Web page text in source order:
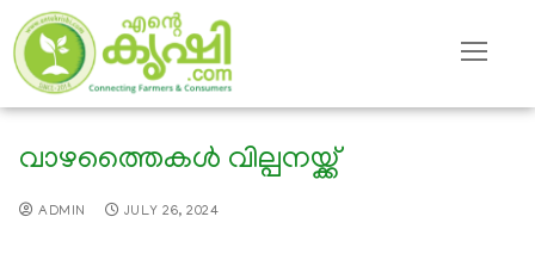
വാഴത്തൈകൾ വില്പനയ്ക്ക്
ADMIN JULY 26, 2024